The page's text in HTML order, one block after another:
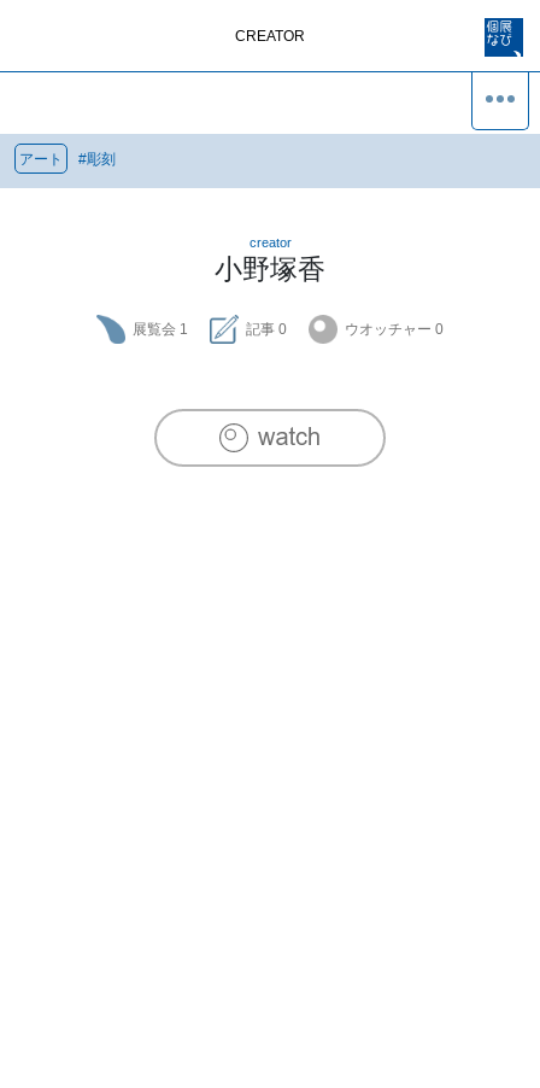
CREATOR
アート #彫刻
creator
小野塚香
展覧会 1 記事 0 ウオッチャー 0